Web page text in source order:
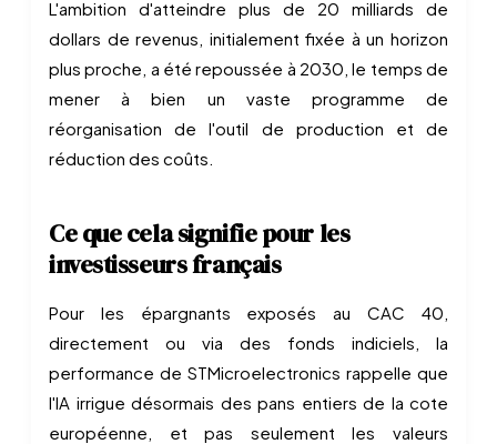
L'ambition d'atteindre plus de 20 milliards de
dollars de revenus, initialement fixée à un horizon
plus proche, a été repoussée à 2030, le temps de
mener à bien un vaste programme de
réorganisation de l'outil de production et de
réduction des coûts.
Ce que cela signifie pour les
investisseurs français
Pour les épargnants exposés au CAC 40,
directement ou via des fonds indiciels, la
performance de STMicroelectronics rappelle que
l'IA irrigue désormais des pans entiers de la cote
européenne, et pas seulement les valeurs